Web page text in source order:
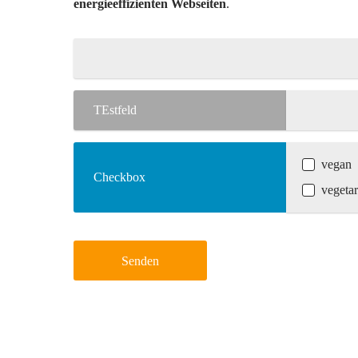
energieeffizienten Webseiten.
TEstfeld
Checkbox
vegan
Senden